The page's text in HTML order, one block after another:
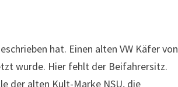
hat. Einen alten VW Käfer von
wurde. Hier fehlt der Beifahrersitz.
der alten Kult-Marke NSU, die